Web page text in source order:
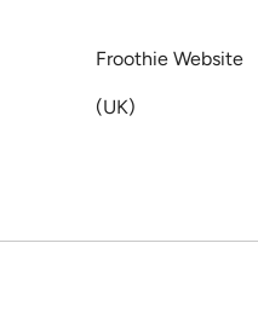
Froothie Website
(UK)